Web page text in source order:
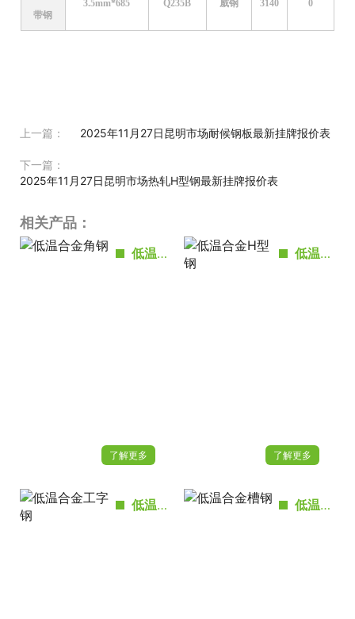
带钢
3.5mm*685 Q235B 威钢 3140 0
上一篇： 2025年11月27日昆明市场耐候钢板最新挂牌报价表
下一篇：
2025年11月27日昆明市场热轧H型钢最新挂牌报价表
相关产品：
低温合金角钢
了解更多
低温合金H型钢
了解更多
低温合金工字钢 低温合金槽钢